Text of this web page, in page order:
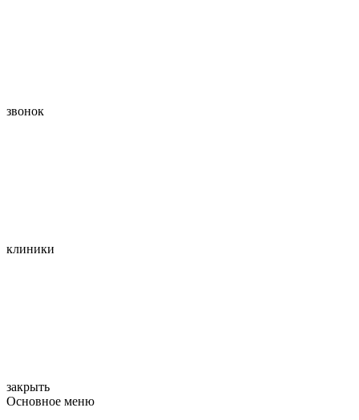
звонок
клиники
закрыть
Основное меню